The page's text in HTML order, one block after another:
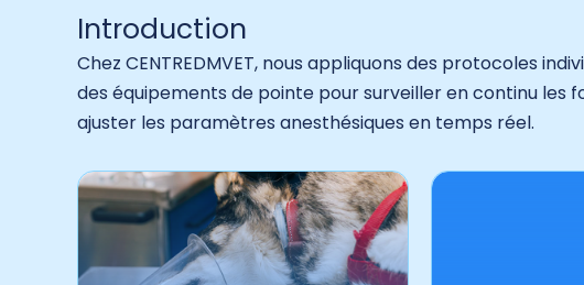
Introduction
Chez CENTREDMVET, nous appliquons des protocoles
des équipements de pointe pour surveiller en continu les
ajuster les paramètres anesthésiques en temps réel.